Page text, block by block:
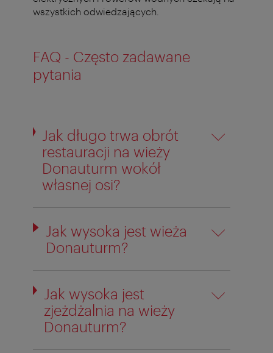
wszystkich odwiedzających.
FAQ - Często zadawane
pytania
Jak długo trwa obrót
restauracji na wieży
Donauturm wokół
własnej osi?
Jak wysoka jest wieża
Donauturm?
Jak wysoka jest
zjeżdżalnia na wieży
Donauturm?